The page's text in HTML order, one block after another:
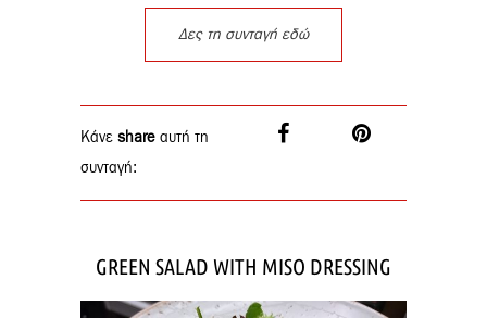
Δες τη συνταγή εδώ
Κάνε share αυτή τη
συνταγή:
GREEN SALAD WITH MISO DRESSING